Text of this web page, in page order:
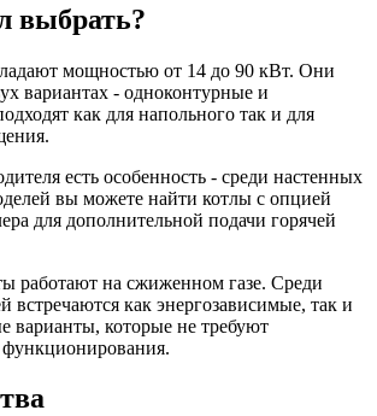
выбрать?
мощностью от 14 до 90 кВт. Они
вариантах - одноконтурные и
как для напольного так и для
есть особенность - среди настенных
вы можете найти котлы с опцией
для дополнительной подачи горячей
работают на сжиженном газе. Среди
встречаются как энергозависимые, так и
варианты, которые не требуют
функционирования.